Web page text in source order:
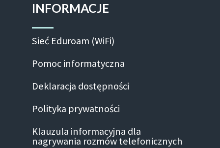
INFORMACJE
Sieć Eduroam (WiFi)
Pomoc informatyczna
Deklaracja dostępności
Polityka prywatności
Klauzula informacyjna dla
nagrywania rozmów telefonicznych